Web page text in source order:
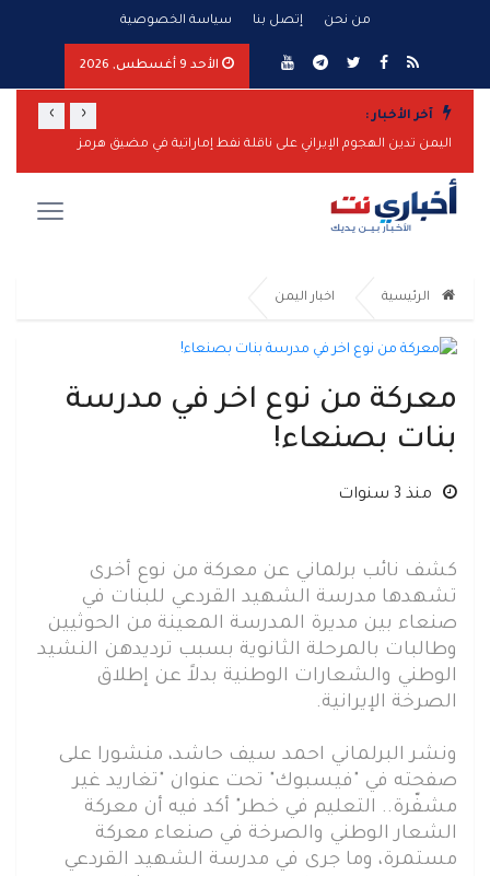
من نحن إتصل بنا سياسة الخصوصية
الأحد 9 أغسطس, 2026
آخر الأخبار :
اليمن تدين الهجوم الإيراني على ناقلة نفط إماراتية في مضيق هرمز
‹
›
الرئيسية اخبار اليمن
معركة من نوع اخر في مدرسة
بنات بصنعاء!
منذ 3 سنوات
كشف نائب برلماني عن معركة من نوع أخرى
تشهدها مدرسة الشهيد القردعي للبنات في
صنعاء بين مديرة المدرسة المعينة من الحوثيين
وطالبات بالمرحلة الثانوية بسبب ترديدهن النشيد
الوطني والشعارات الوطنية بدلاً عن إطلاق
الصرخة الإيرانية.
ونشر البرلماني احمد سيف حاشد، منشورا على
صفحته في "فيسبوك" تحت عنوان "تغاريد غير
مشفّرة.. التعليم في خطر" أكد فيه أن معركة
الشعار الوطني والصرخة في صنعاء معركة
مستمرة، وما جرى في مدرسة الشهيد القردعي